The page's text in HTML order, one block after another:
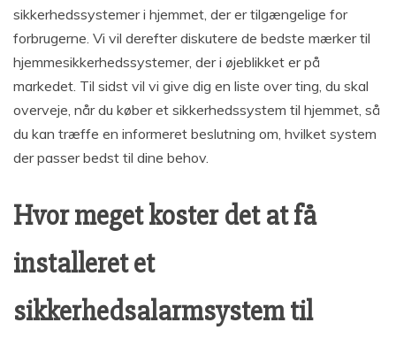
sikkerhedssystemer i hjemmet, der er tilgængelige for
forbrugerne. Vi vil derefter diskutere de bedste mærker til
hjemmesikkerhedssystemer, der i øjeblikket er på
markedet. Til sidst vil vi give dig en liste over ting, du skal
overveje, når du køber et sikkerhedssystem til hjemmet, så
du kan træffe en informeret beslutning om, hvilket system
der passer bedst til dine behov.
Hvor meget koster det at få
installeret et
sikkerhedsalarmsystem til